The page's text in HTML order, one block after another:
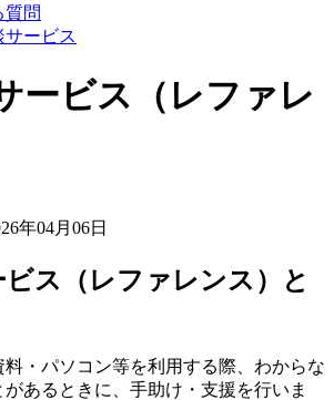
質問
サービス
ービス（レファレ
年04月06日
ス（レファレンス）と
料・パソコン等を利用する際、わからな
あるときに、手助け・支援を行いま